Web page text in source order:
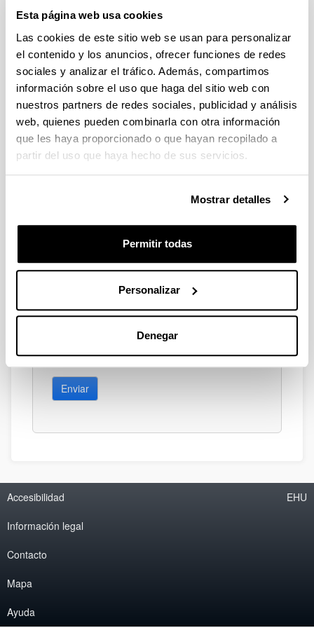
Esta página web usa cookies
Las cookies de este sitio web se usan para personalizar
el contenido y los anuncios, ofrecer funciones de redes
sociales y analizar el tráfico. Además, compartimos
información sobre el uso que haga del sitio web con
nuestros partners de redes sociales, publicidad y análisis
web, quienes pueden combinarla con otra información
que les haya proporcionado o que hayan recopilado a
partir del uso que haya hecho de sus servicios.
Mostrar detalles
Permitir todas
Personalizar
Denegar
Sugerencias y solicitudes
Escriba aquí su sugerencia o solicitud
Indica campos obligatorios
Enviar
Accesibilidad
Información legal
Contacto
Mapa
Ayuda
EHU